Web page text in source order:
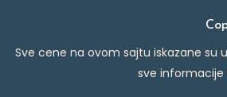
Sve cene na ovom sajtu iskazane su
sve informacije